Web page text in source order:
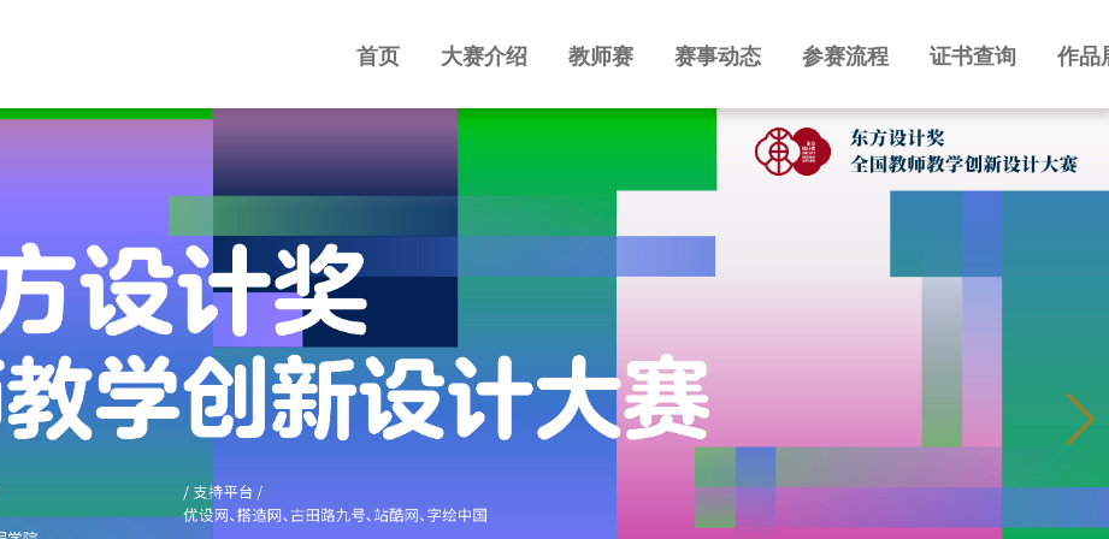
首页 大赛介绍 教师赛 赛事动态 参赛流程 证书查询 作品